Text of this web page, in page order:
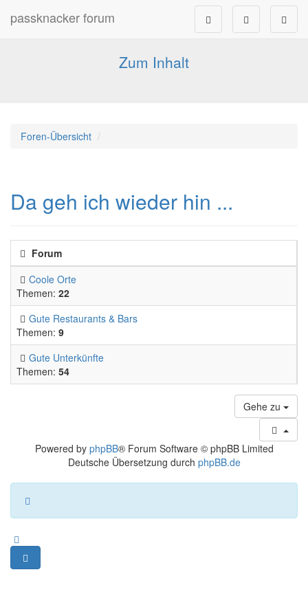
passknacker forum
Forum für alle Pässe- und Tourenfahrer
Zum Inhalt
Foren-Übersicht
Da geh ich wieder hin ...
Forum
Coole Orte
Themen: 22
Gute Restaurants & Bars
Themen: 9
Gute Unterkünfte
Themen: 54
Gehe zu
Powered by phpBB® Forum Software © phpBB Limited
Deutsche Übersetzung durch phpBB.de